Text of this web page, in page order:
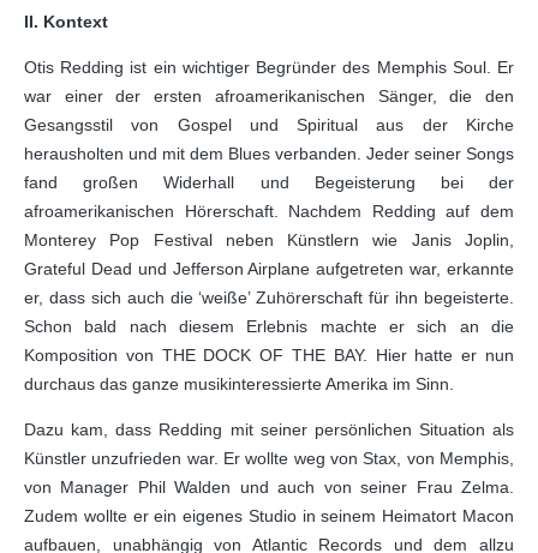
II. Kontext
Otis Redding ist ein wichtiger Begründer des Memphis Soul. Er
war einer der ersten afroamerikanischen Sänger, die den
Gesangsstil von Gospel und Spiritual aus der Kirche
herausholten und mit dem Blues verbanden. Jeder seiner Songs
fand großen Widerhall und Begeisterung bei der
afroamerikanischen Hörerschaft. Nachdem Redding auf dem
Monterey Pop Festival neben Künstlern wie Janis Joplin,
Grateful Dead und Jefferson Airplane aufgetreten war, erkannte
er, dass sich auch die ‘weiße’ Zuhörerschaft für ihn begeisterte.
Schon bald nach diesem Erlebnis machte er sich an die
Komposition von THE DOCK OF THE BAY. Hier hatte er nun
durchaus das ganze musikinteressierte Amerika im Sinn.
Dazu kam, dass Redding mit seiner persönlichen Situation als
Künstler unzufrieden war. Er wollte weg von Stax, von Memphis,
von Manager Phil Walden und auch von seiner Frau Zelma.
Zudem wollte er ein eigenes Studio in seinem Heimatort Macon
aufbauen, unabhängig von Atlantic Records und dem allzu